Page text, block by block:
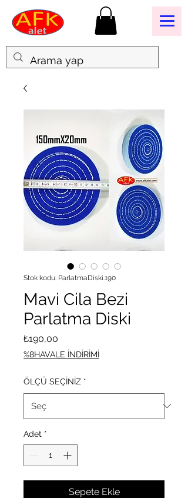
Stok kodu: ParlatmaDiski.190
Mavi Cila Bezi
Parlatma Diski
₺190,00
%8HAVALE İNDİRİMİ
ÖLÇÜ SEÇİNİZ *
Adet *
Sepete Ekle